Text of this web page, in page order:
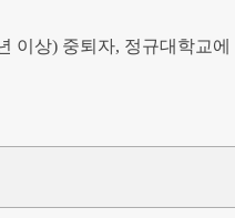
이상) 중퇴자, 정규대학교에